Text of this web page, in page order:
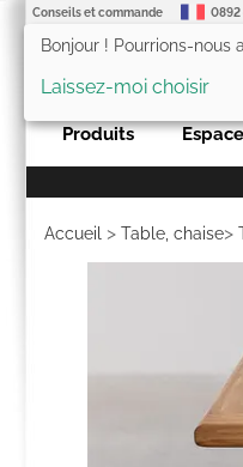
Conseils et commande 0892
Produits
Accueil > Table, chaise>
Bonjour ! Pourrions-
Laissez-moi choisir